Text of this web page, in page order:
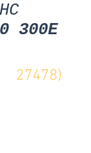
300E
27478)